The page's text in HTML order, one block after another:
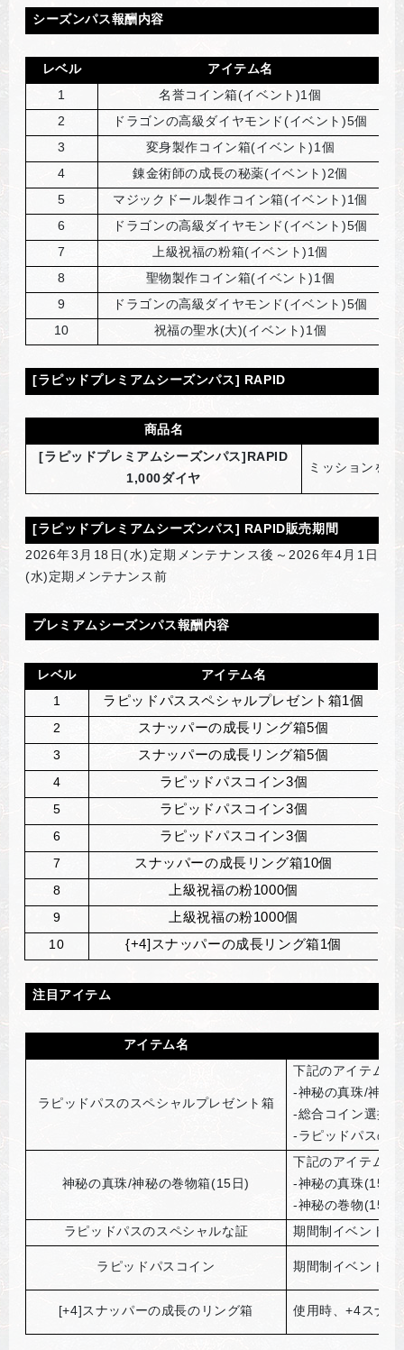
シーズンパス報酬内容
レベル
アイテム名
1
名誉コイン箱(イベント)1個
2
ドラゴンの高級ダイヤモンド(イベント)5個
3
変身製作コイン箱(イベント)1個
4
錬金術師の成長の秘薬(イベント)2個
5
マジックドール製作コイン箱(イベント)1個
6
ドラゴンの高級ダイヤモンド(イベント)5個
7
上級祝福の粉箱(イベント)1個
8
聖物製作コイン箱(イベント)1個
9
ドラゴンの高級ダイヤモンド(イベント)5個
10
祝福の聖水(大)(イベント)1個
[ラピッドプレミアムシーズンパス] RAPID
商品名
[ラピッドプレミアムシーズンパス]RAPID
1,000ダイヤ
ミッションを
[ラピッドプレミアムシーズンパス] RAPID販売期間
2026年3月18日(水)定期メンテナンス後～2026年4月1日
(水)定期メンテナンス前
プレミアムシーズンパス報酬内容
レベル
アイテム名
1
ラピッドパススペシャルプレゼント箱1個
2
スナッパーの成長リング箱5個
3
スナッパーの成長リング箱5個
4
ラピッドパスコイン3個
5
ラピッドパスコイン3個
6
ラピッドパスコイン3個
7
スナッパーの成長リング箱10個
8
上級祝福の粉1000個
9
上級祝福の粉1000個
10
{+4]スナッパーの成長リング箱1個
注目アイテム
アイテム名
ラピッドパスのスペシャルプレゼント箱
下記のアイテムを
-神秘の真珠/神秘
-総合コイン選択
-ラピッドパスの
神秘の真珠/神秘の巻物箱(15日)
下記のアイテムを
-神秘の真珠(15日
-神秘の巻物(15日
ラピッドパスのスペシャルな証
期間制イベントコ
ラピッドパスコイン 期間制イベントコ
[+4]スナッパーの成長のリング箱 使用時、+4スナ